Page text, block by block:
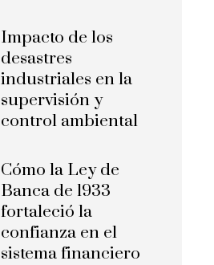
Impacto de los
desastres
industriales en la
supervisión y
control ambiental
Cómo la Ley de
Banca de 1933
fortaleció la
confianza en el
sistema financiero